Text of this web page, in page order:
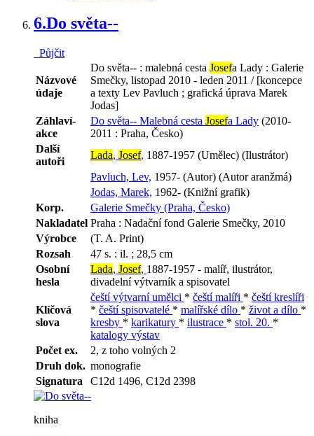
6.Do světa--
Půjčit
Názvové
údaje
Do světa-- : malebná cesta Josefa Lady : Galerie
Smečky, listopad 2010 - leden 2011 / [koncepce
a texty Lev Pavluch ; grafická úprava Marek
Jodas]
Záhlaví-
akce
Do světa-- Malebná cesta Josefa Lady (2010-
2011 : Praha, Česko)
Další
autoři
Lada, Josef, 1887-1957 (Umělec) (Ilustrátor)
Pavluch, Lev, 1957- (Autor) (Autor aranžmá)
Jodas, Marek, 1962- (Knižní grafik)
Korp.
Galerie Smečky (Praha, Česko)
Nakladatel Praha : Nadační fond Galerie Smečky, 2010
Výrobce
(T. A. Print)
Rozsah
47 s. : il. ; 28,5 cm
Osobní
hesla
Lada, Josef, 1887-1957 - malíř, ilustrátor,
divadelní výtvarník a spisovatel
Klíčová
slova
čeští výtvarní umělci * čeští malíři * čeští kreslíři
* čeští spisovatelé * malířské dílo * život a dílo *
kresby * karikatury * ilustrace * stol. 20. *
katalogy výstav
Počet ex.
2, z toho volných 2
Druh dok. monografie
Signatura
C12d 1496, C12d 2398
kniha